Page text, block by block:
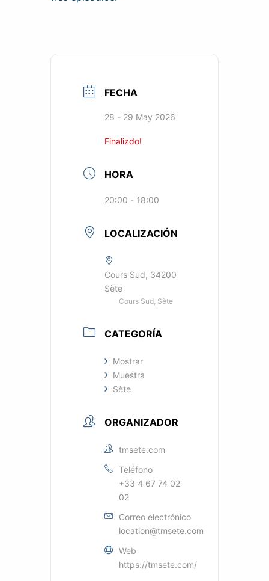
FECHA
28 - 29 May 2026
Finalizdo!
HORA
20:00 - 18:00
LOCALIZACIÓN
Cours Sud, 34200
Sète
Cours Sud, Sète
CATEGORÍA
Mostrar
Muestra
Sète
ORGANIZADOR
tmsete.com
Teléfono
+33 4 67 74 02
02
Correo electrónico
location@tmsete.com
Web
https://tmsete.com/